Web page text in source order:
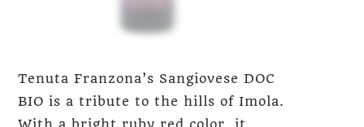
Tenuta Franzona’s Sangiovese DOC
BIO is a tribute to the hills of Imola.